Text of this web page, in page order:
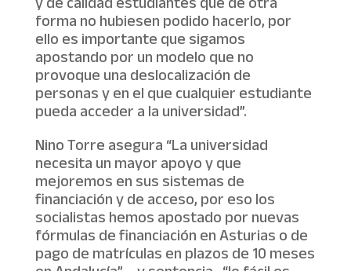
forma no hubiesen podido hacerlo, por
ello es importante que sigamos
apostando por un modelo que no
provoque una deslocalización de
personas y en el que cualquier estudiante
pueda acceder a la universidad”.
Nino Torre asegura “La universidad
necesita un mayor apoyo y que
mejoremos en sus sistemas de
financiación y de acceso, por eso los
socialistas hemos apostado por nuevas
fórmulas de financiación en Asturias o de
pago de matrículas en plazos de 10 meses